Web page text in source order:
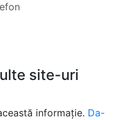
site-uri
informație. Da-